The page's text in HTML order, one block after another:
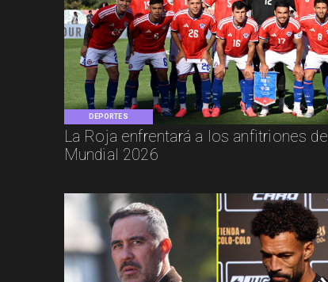
DEPORTES
La Roja enfrentará a los anfitriones del
Mundial 2026